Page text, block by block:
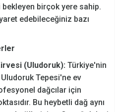
birçok yere sahip.
edebileceğiniz bazı
(Uludoruk): Türkiye'nin
Tepesi'ne ev
dağcılar için
Bu heybetli dağ aynı